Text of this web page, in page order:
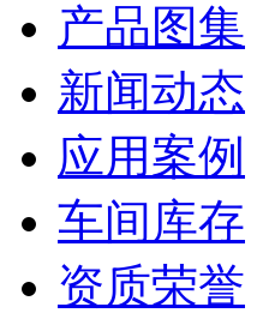
产品图集
新闻动态
应用案例
车间库存
资质荣誉